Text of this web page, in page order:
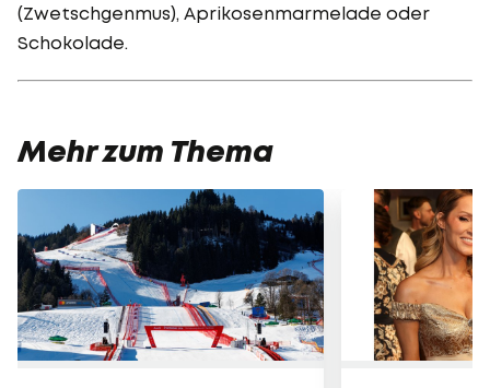
(Zwetschgenmus), Aprikosenmarmelade oder
Schokolade.
Mehr zum Thema